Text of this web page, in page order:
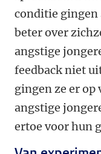
conditie gingen
beter over
angstige
feedback niet
gingen ze er op
angstige
ertoe voor hun